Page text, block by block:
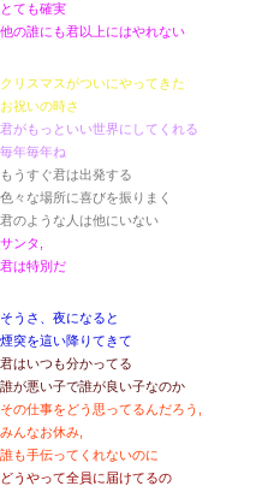
とても確実
他の誰にも君以上にはやれない
クリスマスがついにやってきた
お祝いの時さ
君がもっといい世界にしてくれる
毎年毎年ね
もうすぐ君は出発する
色々な場所に喜びを振りまく
君のような人は他にいない
サンタ,
君は特別だ
そうさ、夜になると
煙突を這い降りてきて
君はいつも分かってる
誰が悪い子で誰が良い子なのか
その仕事をどう思ってるんだろう,
みんなお休み,
誰も手伝ってくれないのに
どうやって全員に届けてるの